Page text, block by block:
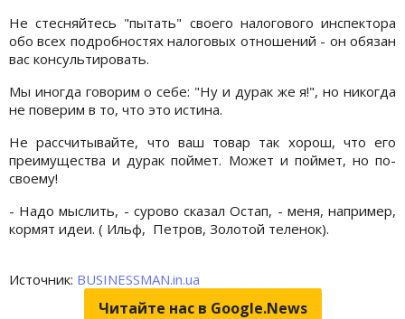
Не стесняйтесь "пытать" своего налогового инспектора
обо всех подробностях налоговых отношений - он обязан
вас консультировать.
Мы иногда говорим о себе: "Ну и дурак же я!", но никогда
не поверим в то, что это истина.
Не рассчитывайте, что ваш товар так хорош, что его
преимущества и дурак поймет. Может и поймет, но по-
своему!
- Надо мыслить, - сурово сказал Остап, - меня, например,
кормят идеи. ( Ильф, Петров, Золотой теленок).
Источник: BUSINESSMAN.in.ua
Читайте нас в Google.News